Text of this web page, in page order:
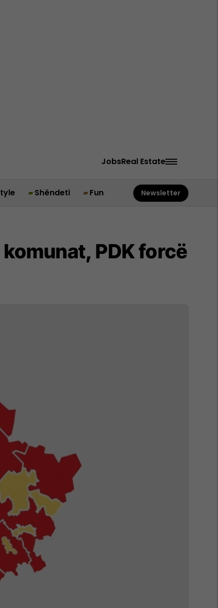
JobsReal Estate
Shëndeti Fun Newsletter
PDK forcë